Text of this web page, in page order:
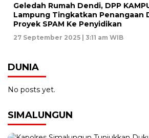
Geledah Rumah Dendi, DPP
Lampung Tingkatkan Penangaan
Proyek SPAM Ke Penyidikan
27 September 2025 | 3:11 am WIB
DUNIA
No posts yet.
SIMALUNGUN